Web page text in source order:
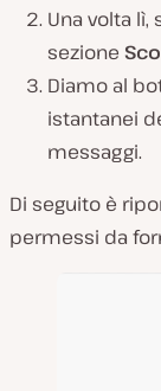
Una volta
sezione
Diamo al
istantanei
messaggi.
Di seguito è
permessi da